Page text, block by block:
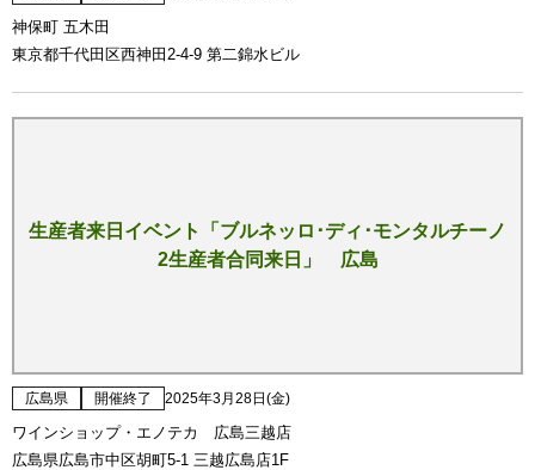
神保町 五木田
東京都千代田区西神田2-4-9 第二錦水ビル
生産者来日イベント「ブルネッロ･ディ･モンタルチーノ
2生産者合同来日」 広島
広島県 開催終了 2025年3月28日(金)
ワインショップ・エノテカ 広島三越店
広島県広島市中区胡町5-1 三越広島店1F